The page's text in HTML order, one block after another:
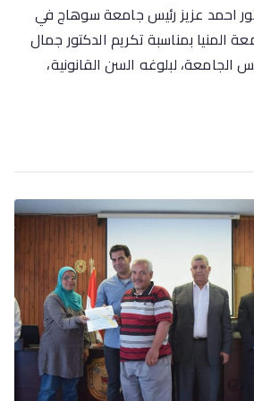
احمد عزيز رئيس جامعة سوهاج في
المنيا بمناسبة تكريم الدكتور جمال
الجامعة، لبلوغه السن القانونية،